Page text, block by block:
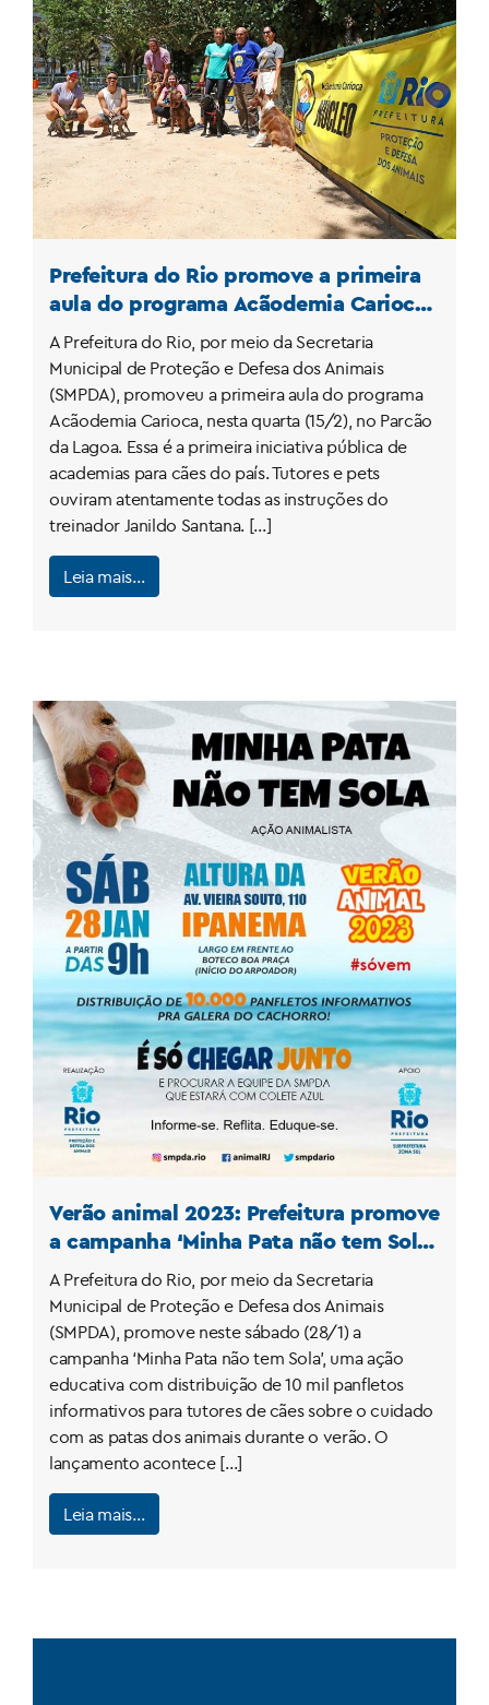
Prefeitura do Rio promove a primeira
aula do programa Acãodemia Carioca,
no Parcão da Lagoa
A Prefeitura do Rio, por meio da Secretaria
Municipal de Proteção e Defesa dos Animais
(SMPDA), promoveu a primeira aula do programa
Acãodemia Carioca, nesta quarta (15/2), no Parcão
da Lagoa. Essa é a primeira iniciativa pública de
academias para cães do país. Tutores e pets
ouviram atentamente todas as instruções do
treinador Janildo Santana. […]
Leia mais…
Verão animal 2023: Prefeitura promove
a campanha ‘Minha Pata não tem Sola’
na Praia de Ipanema neste sábado
A Prefeitura do Rio, por meio da Secretaria
Municipal de Proteção e Defesa dos Animais
(SMPDA), promove neste sábado (28/1) a
campanha ‘Minha Pata não tem Sola’, uma ação
educativa com distribuição de 10 mil panfletos
informativos para tutores de cães sobre o cuidado
com as patas dos animais durante o verão. O
lançamento acontece […]
Leia mais…